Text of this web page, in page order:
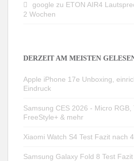
google zu ETON AIR4
2 Wochen
DERZEIT AM MEISTEN
Apple iPhone 17e Unboxing,
Eindruck
Samsung CES 2026 - Micro RGB,
FreeStyle+ & mehr
Xiaomi Watch S4 Test Fazit nach
Samsung Galaxy Fold 8 Test